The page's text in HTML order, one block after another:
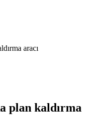
aracı
plan kaldırma